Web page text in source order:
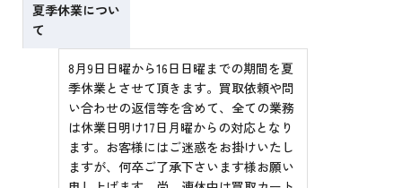
夏季休業につい
て
8月9日日曜から16日日曜までの期間を夏
季休業とさせて頂きます。買取依頼や問
い合わせの返信等を含めて、全ての業務
は休業日明け17日月曜からの対応となり
ます。お客様にはご迷惑をお掛けいたし
ますが、何卒ご了承下さいます様お願い